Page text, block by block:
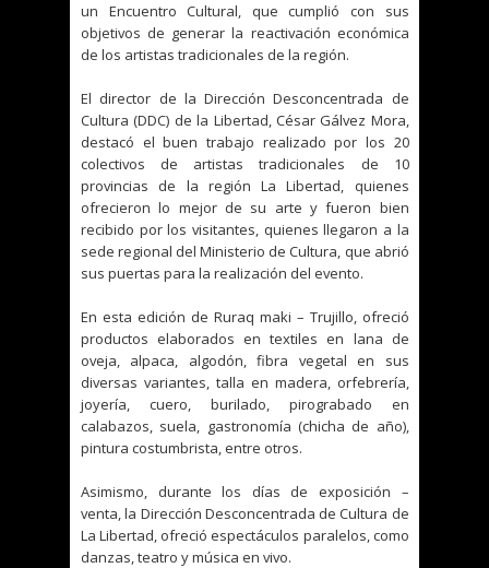
un Encuentro Cultural, que cumplió con sus
objetivos de generar la reactivación económica
de los artistas tradicionales de la región.
El director de la Dirección Desconcentrada de
Cultura (DDC) de la Libertad, César Gálvez Mora,
destacó el buen trabajo realizado por los 20
colectivos de artistas tradicionales de 10
provincias de la región La Libertad, quienes
ofrecieron lo mejor de su arte y fueron bien
recibido por los visitantes, quienes llegaron a la
sede regional del Ministerio de Cultura, que abrió
sus puertas para la realización del evento.
En esta edición de Ruraq maki – Trujillo, ofreció
productos elaborados en textiles en lana de
oveja, alpaca, algodón, fibra vegetal en sus
diversas variantes, talla en madera, orfebrería,
joyería, cuero, burilado, pirograbado en
calabazos, suela, gastronomía (chicha de año),
pintura costumbrista, entre otros.
Asimismo, durante los días de exposición –
venta, la Dirección Desconcentrada de Cultura de
La Libertad, ofreció espectáculos paralelos, como
danzas, teatro y música en vivo.